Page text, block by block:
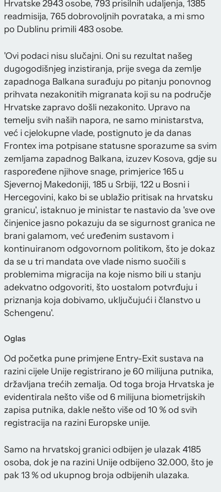
Hrvatske 2943 osobe, 793 prisilnih udaljenja, 1385
readmisija, 765 dobrovoljnih povrataka, a mi smo
po Dublinu primili 483 osobe.
'Ovi podaci nisu slučajni. Oni su rezultat našeg
dugogodišnjeg inzistiranja, prije svega da zemlje
zapadnoga Balkana surađuju po pitanju ponovnog
prihvata nezakonitih migranata koji su na područje
Hrvatske zapravo došli nezakonito. Upravo na
temelju svih naših napora, ne samo ministarstva,
već i cjelokupne vlade, postignuto je da danas
Frontex ima potpisane statusne sporazume sa svim
zemljama zapadnog Balkana, izuzev Kosova, gdje su
raspoređene njihove snage, primjerice 165 u
Sjevernoj Makedoniji, 185 u Srbiji, 122 u Bosni i
Hercegovini, kako bi se ublažio pritisak na hrvatsku
granicu', istaknuo je ministar te nastavio da 'sve ove
činjenice jasno pokazuju da se sigurnost granica ne
brani galamom, već uređenim sustavom i
kontinuiranom odgovornom politikom, što je dokaz
da se u tri mandata ove vlade nismo suočili s
problemima migracija na koje nismo bili u stanju
adekvatno odgovoriti, što uostalom potvrđuju i
priznanja koja dobivamo, uključujući i članstvo u
Schengenu'.
Oglas
Od početka pune primjene Entry-Exit sustava na
razini cijele Unije registrirano je 60 milijuna putnika,
državljana trećih zemalja. Od toga broja Hrvatska je
evidentirala nešto više od 6 milijuna biometrijskih
zapisa putnika, dakle nešto više od 10 % od svih
registracija na razini Europske unije.
Samo na hrvatskoj granici odbijen je ulazak 4185
osoba, dok je na razini Unije odbijeno 32.000, što je
pak 13 % od ukupnog broja odbijenih ulazaka.